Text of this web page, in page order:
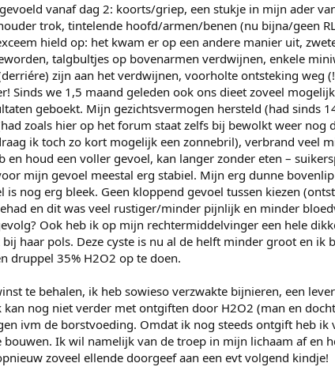
vanaf dag 2: koorts/griep, een stukje in mijn ader
trok, tintelende hoofd/armen/benen (nu bijna/geen
hield op: het kwam er op een andere manier uit,
talgbultjes op bovenarmen verdwijnen, enkele
zijn aan het verdwijnen, voorholte ontsteking weg
Sinds we 1,5 maand geleden ook ons dieet zoveel
geboekt. Mijn gezichtsvermogen hersteld (had sinds
zoals hier op het forum staat zelfs bij bewolkt weer nog
ik toch zo kort mogelijk een zonnebril), verbrand veel
en houd een voller gevoel, kan langer zonder eten –
mijn gevoel meestal erg stabiel. Mijn erg dunne
is nog erg bleek. Geen kloppend gevoel tussen kiezen
en dit was veel rustiger/minder pijnlijk en minder
Ook heb ik op mijn rechtermiddelvinger een hele
haar pols. Deze cyste is nu al de helft minder groot en ik
druppel 35% H2O2 op te doen.
te behalen, ik heb sowieso verzwakte bijnieren, een
kan nog niet verder met ontgiften door H2O2 (man en
ivm de borstvoeding. Omdat ik nog steeds ontgift heb ik
Ik wil namelijk van de troep in mijn lichaam af en
zoveel ellende doorgeef aan een evt volgend kindje!